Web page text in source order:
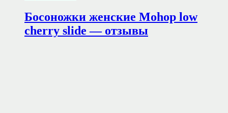
Босоножки женские Mohop low
cherry slide — отзывы